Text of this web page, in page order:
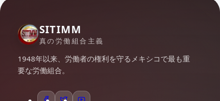
SITIMM
真の労働組合主義
1948年以来、労働者の権利を守るメキシコで最も重
要な労働組合。